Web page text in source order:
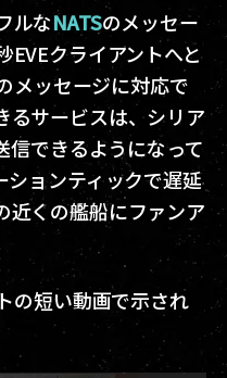
ルなNATSのメッセー
EVEクライアントへと
メッセージに対応で
るサービスは、シリア
信できるようになって
ションティックで遅延
近くの艦船にファンア
の短い動画で示され